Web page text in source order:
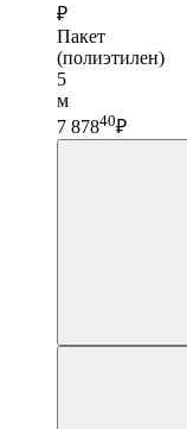
₽
Пакет
(полиэтилен)
5
м
7 87840₽